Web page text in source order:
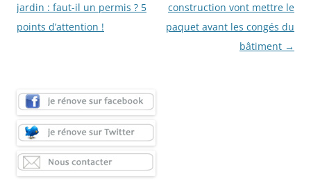
des
articles
jardin : faut-il un permis ? 5
points d’attention !
construction vont mettre le
paquet avant les congés du
bâtiment →